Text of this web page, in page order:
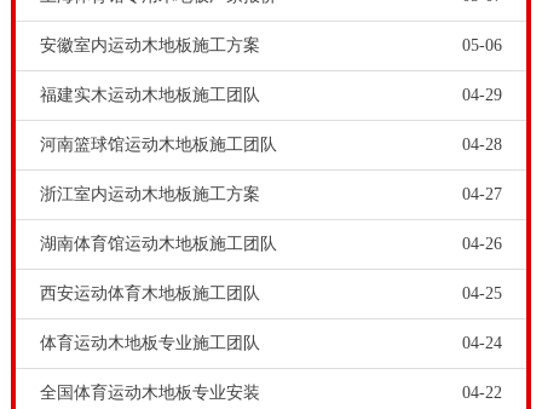
在铺装体育馆木地板时，要根据体育馆木地板铺装流
程，一步一步操作，不能偷工减料，影响体育馆木地板
定，先固定实木龙骨，然后铺承载毛板，之后铺装上层
面板，如果有轻微的色差，可以交叉铺设，这样也可以
板安装需要注意什么，2、夏秋多雨高温季节，由于空
气湿度加大，应加强馆内空气流通（下雨天应关闭门
窗）以降低馆内空气湿度，有条件的可利用空调的**功
能进行**（**时应减少空气的流通），以保证室内湿度
安徽室内运动木地板施工方案 05-06
福建实木运动木地板施工团队 04-29
河南篮球馆运动木地板施工团队 04-28
浙江室内运动木地板施工方案 04-27
湖南体育馆运动木地板施工团队 04-26
西安运动体育木地板施工团队 04-25
体育运动木地板专业施工团队 04-24
全国体育运动木地板专业安装 04-22